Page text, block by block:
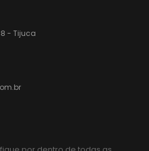
- Tijuca